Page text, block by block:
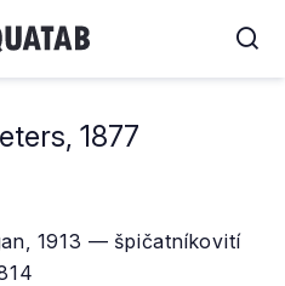
1877
1913 — špičatníkovití